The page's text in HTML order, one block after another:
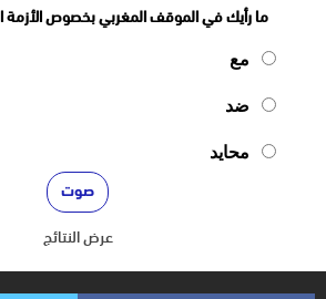
ما رأيك في الموقف المغربي بخصوص الأزمة
مع
ضد
محايد
عرض النتائج